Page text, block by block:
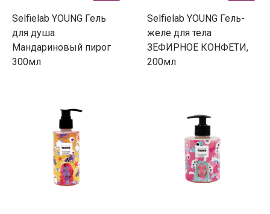
Selfielab YOUNG Гель
для душа
Мандариновый пирог
300мл
Selfielab YOUNG Гель-
желе для тела
ЗЕФИРНОЕ КОНФЕТИ,
200мл